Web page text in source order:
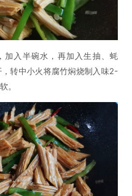
加入半碗水，再加入生抽、蚝
转中小火将腐竹焖烧制入味2-
。